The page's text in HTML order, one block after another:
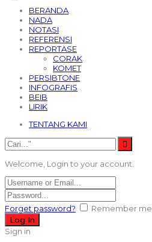
BERANDA
NADA
NOTASI
REFERENSI
REPORTASE
CORAK
KOMET
PERSIBTONE
INFOGRAFIS
BEIB
LIRIK
TENTANG KAMI
Welcome, Login to your account.
Forget password? Remember me
Sign in